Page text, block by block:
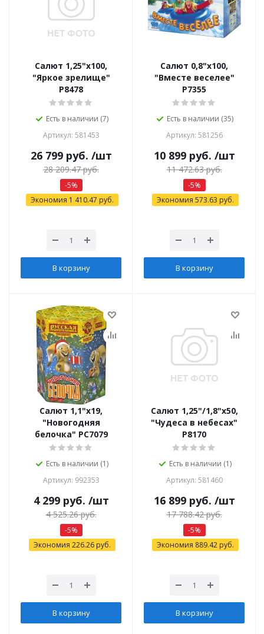
Салют 1,25"х100,
"Яркое зрелище"
Р8478
Есть в наличии (7)
Артикул: 581453
26 799руб. /шт
28 209.47руб.
-5%
Экономия 1 410.47 руб.
В корзину
Салют 0,8"х100,
"Вместе веселее"
Р7355
Есть в наличии (35)
Артикул: 581256
10 899руб. /шт
11 472.63руб.
-5%
Экономия 573.63 руб.
В корзину
Салют 1,1"х19,
"Новогодняя
белочка" РС7079
Есть в наличии (1)
Артикул: 992353
4 299руб. /шт
4 525.26руб.
-5%
Экономия 226.26руб.
В корзину
Салют 1,25"/1,8"х50,
"Чудеса в небесах"
Р8170
Есть в наличии (1)
Артикул: 581460
16 899руб. /шт
17 788.42руб.
-5%
Экономия 889.42руб.
В корзину